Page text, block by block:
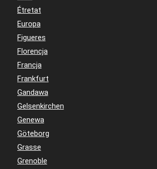
Étretat
Europa
Figueres
Florencja
Francja
Frankfurt
Gandawa
Gelsenkirchen
Genewa
Göteborg
Grasse
Grenoble